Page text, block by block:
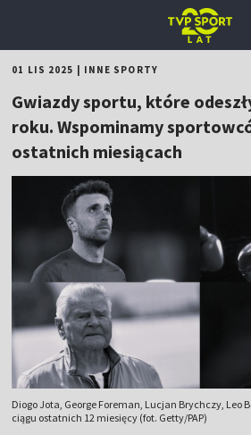
01 LIS 2025 INNE SPORTY
Gwiazdy sportu, które
roku. Wspominamy
ostatnich miesiącach
Diogo Jota, George Foreman, Lucjan Brychczy, Leo
ciągu ostatnich 12 miesięcy (fot. Getty/PAP)